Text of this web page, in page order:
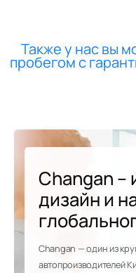
Также у нас вы
пробегом с
Changan –
дизайн и
Changan — один из
автопроизводителей